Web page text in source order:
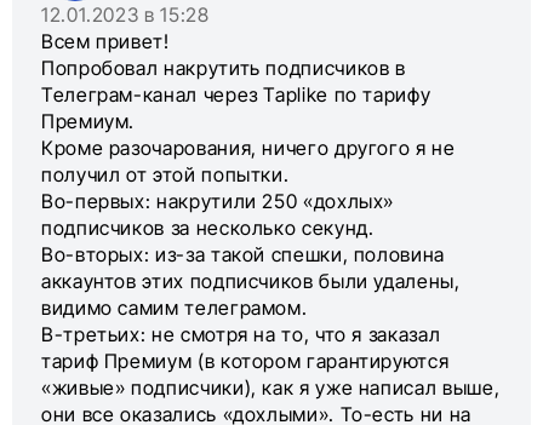
12.01.2023 в 15:28
Всем привет!
Попробовал накрутить подписчиков в
Телеграм-канал через Taplike по тарифу
Премиум.
Кроме разочарования, ничего другого я не
получил от этой попытки.
Во-первых: накрутили 250 «дохлых»
подписчиков за несколько секунд.
Во-вторых: из-за такой спешки, половина
аккаунтов этих подписчиков были удалены,
видимо самим телеграмом.
В-третьих: не смотря на то, что я заказал
тариф Премиум (в котором гарантируются
«живые» подписчики), как я уже написал выше,
они все оказались «дохлыми». То-есть ни на